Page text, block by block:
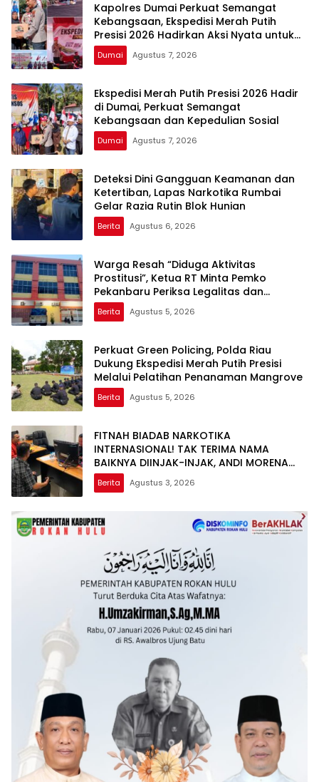
Kapolres Dumai Perkuat Semangat
Kebangsaan, Ekspedisi Merah Putih
Presisi 2026 Hadirkan Aksi Nyata untuk
Rakyat
Dumai Agustus 7, 2026
Ekspedisi Merah Putih Presisi 2026 Hadir
di Dumai, Perkuat Semangat
Kebangsaan dan Kepedulian Sosial
Dumai Agustus 7, 2026
Deteksi Dini Gangguan Keamanan dan
Ketertiban, Lapas Narkotika Rumbai
Gelar Razia Rutin Blok Hunian
Berita Agustus 6, 2026
Warga Resah “Diduga Aktivitas
Prostitusi”, Ketua RT Minta Pemko
Pekanbaru Periksa Legalitas dan
Aktivitas Z Homestay di Jalan Tanjung
Datuk
Berita Agustus 5, 2026
Perkuat Green Policing, Polda Riau
Dukung Ekspedisi Merah Putih Presisi
Melalui Pelatihan Penanaman Mangrove
Berita Agustus 5, 2026
FITNAH BIADAB NARKOTIKA
INTERNASIONAL! TAK TERIMA NAMA
BAIKNYA DIINJAK-INJAK, ANDI MORENA
DECLARE WAR: SIAP Bantai DAN SERET
AKUN PEMBUNUH KARAKTER KE PENJARA
Berita Agustus 3, 2026